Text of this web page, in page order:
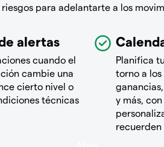
para adelantarte a los
alertas
cuando el
cambie una
cierto nivel o
técnicas
Planifica
torno a
y más,